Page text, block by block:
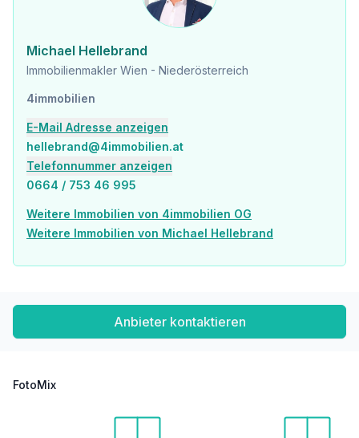
Michael Hellebrand
Immobilienmakler Wien - Niederösterreich
4immobilien
E-Mail Adresse anzeigen
hellebrand@4immobilien.at
Telefonnummer anzeigen
0664 / 753 46 995
Weitere Immobilien von 4immobilien OG
Weitere Immobilien von Michael Hellebrand
Anbieter kontaktieren
FotoMix